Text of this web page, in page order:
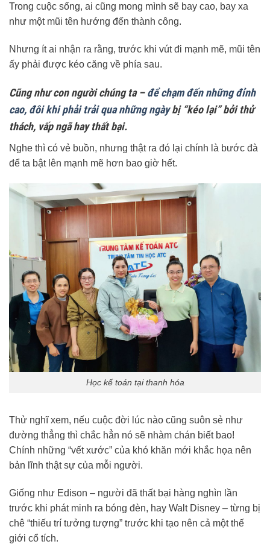
Trong cuộc sống, ai cũng mong mình sẽ bay cao, bay xa
như một mũi tên hướng đến thành công.
Nhưng ít ai nhận ra rằng, trước khi vút đi mạnh mẽ, mũi tên
ấy phải được kéo căng về phía sau.
Cũng như con người chúng ta –để chạm đến những đỉnh
cao, đôi khi phải trải qua những ngàybị “kéo lại” bởi thử
thách, vấp ngã hay thất bại.
Nghe thì có vẻ buồn, nhưng thật ra đó lại chính là bước đà
để ta bật lên mạnh mẽ hơn bao giờ hết.
Học kế toán tại thanh hóa
Thử nghĩ xem, nếu cuộc đời lúc nào cũng suôn sẻ như
đường thẳng thì chắc hẳn nó sẽ nhàm chán biết bao!
Chính những “vết xước” của khó khăn mới khắc họa nên
bản lĩnh thật sự của mỗi người.
Giống như Edison – người đã thất bại hàng nghìn lần
trước khi phát minh ra bóng đèn, hay Walt Disney – từng bị
chê “thiếu trí tưởng tượng” trước khi tạo nên cả một thế
giới cổ tích.